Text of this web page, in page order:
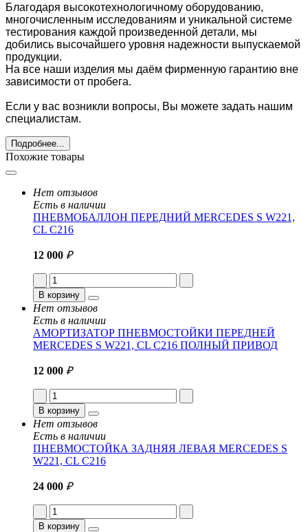
Благодаря высокотехнологичному оборудованию,
многочисленным исследованиям и уникальной системе
тестирования каждой произведенной детали, мы
добились высочайшего уровня надежности выпускаемой
продукции.
На все наши изделия мы даём фирменную гарантию вне
зависимости от пробега.
Если у вас возникли вопросы, Вы можете задать нашим
специалистам.
Подробнее...
Похожие товары
Нет отзывов
Есть в наличии
ПНЕВМОБАЛЛОН ПЕРЕДНИЙ MERCEDES S W221,
CL C216
12 000 ₽
В корзину
Нет отзывов
Есть в наличии
АМОРТИЗАТОР ПНЕВМОСТОЙКИ ПЕРЕДНЕЙ
MERCEDES S W221, CL C216 ПОЛНЫЙ ПРИВОД
12 000 ₽
В корзину
Нет отзывов
Есть в наличии
ПНЕВМОСТОЙКА ЗАДНЯЯ ЛЕВАЯ MERCEDES S
W221, CL C216
24 000 ₽
В корзину